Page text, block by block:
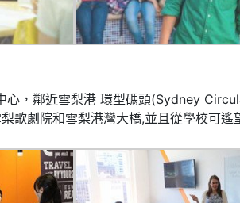
心， 鄰近雪梨港 環型碼頭(Sydney
歌劇院和雪梨港灣大橋,並且從學校可遙